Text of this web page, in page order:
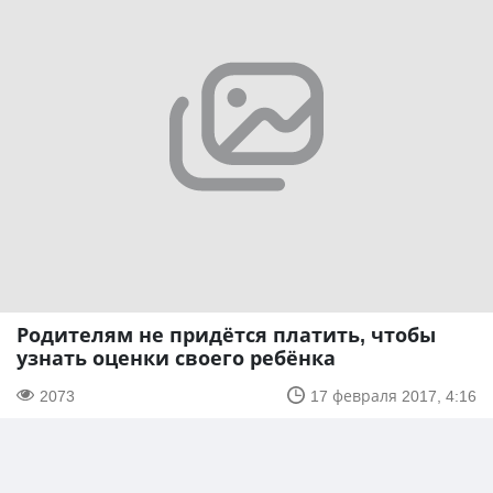
Родителям не придётся платить, чтобы
узнать оценки своего ребёнка
2073 17 февраля 2017, 4:16